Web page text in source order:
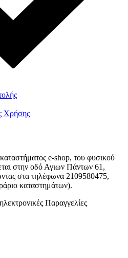
Χρήσης
e-shop, του φυσικού
στην οδό Αγιων Πάντων 61,
στα τηλέφωνα 2109580475,
καταστημάτων).
Παραγγελίες